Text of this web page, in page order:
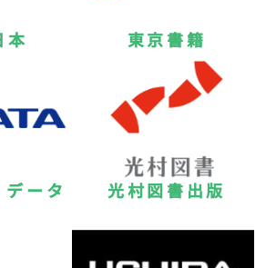
本 東京書籍
ータ
光村図書出版